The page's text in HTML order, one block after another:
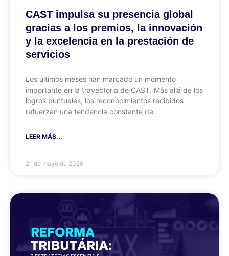
CAST impulsa su presencia global
gracias a los premios, la innovación
y la excelencia en la prestación de
servicios
Los últimos meses han marcado un momento
importante en la trayectoria de CAST. Más allá de los
logros puntuales, los reconocimientos recibidos
refuerzan una tendencia constante de
LEER MÁS...
21 de mayo de 2026